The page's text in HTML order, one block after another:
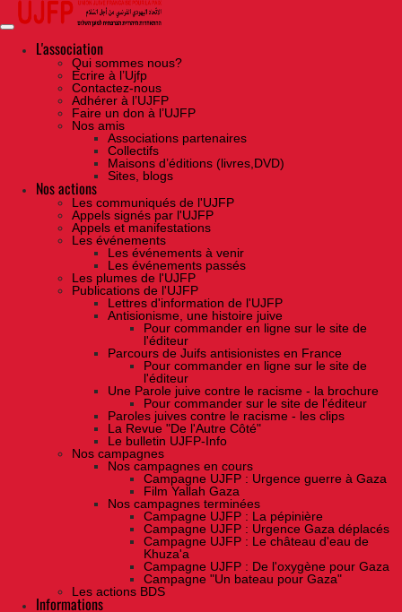
Skip
the
contentL'association
Qui sommes nous?
Ecrire à l’Ujfp
Contactez-nous
Adhérer à l’UJFP
Faire un don à l’UJFP
Nos amis
Associations partenaires
Collectifs
Maisons d’éditions (livres,DVD)
Sites, blogs
Nos actions
Les communiqués de l'UJFP
Appels signés par l'UJFP
Appels et manifestations
Les événements
Les événements à venir
Les événements passés
Les plumes de l'UJFP
Publications de l'UJFP
Lettres d'information de l'UJFP
Antisionisme, une histoire juive
Pour commander en ligne sur le site de
l'éditeur
Parcours de Juifs antisionistes en France
Pour commander en ligne sur le site de
l'éditeur
Une Parole juive contre le racisme - la brochure
Pour commander sur le site de l'éditeur
Paroles juives contre le racisme - les clips
La Revue "De l'Autre Côté"
Le bulletin UJFP-Info
Nos campagnes
Nos campagnes en cours
Campagne UJFP : Urgence guerre à Gaza
Film Yallah Gaza
Nos campagnes terminées
Campagne UJFP : La pépinière
Campagne UJFP : Urgence Gaza déplacés
Campagne UJFP : Le château d'eau de
Khuza'a
Campagne UJFP : De l'oxygène pour Gaza
Campagne "Un bateau pour Gaza"
Les actions BDS
Informations